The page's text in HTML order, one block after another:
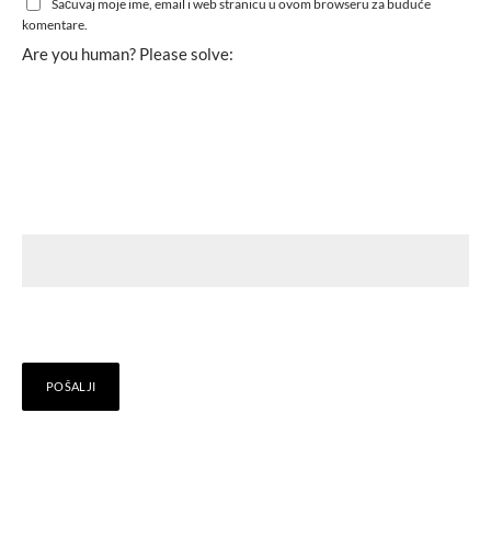
Sačuvaj moje ime, email i web stranicu u ovom browseru za buduće
komentare.
Are you human? Please solve: